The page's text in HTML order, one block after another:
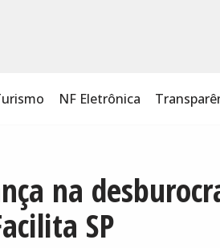
NF Eletrônica
na
SP